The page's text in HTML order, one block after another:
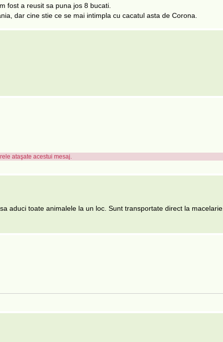
fost a reusit sa puna jos 8 bucati.
dar cine stie ce se mai intimpla cu cacatul asta de Corona.
ataşate acestui mesaj.
aduci toate animalele la un loc. Sunt transportate direct la macelarie.